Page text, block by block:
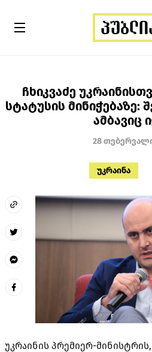
ჩხიკვაძე
სტატუსის მინიჭებაზე:
ამბავიც
28
უკრაინა
უკრაინის პრემიერ-